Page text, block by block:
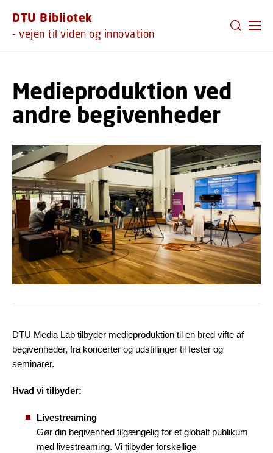
DTU Bibliotek
- vejen til viden og innovation
Medieproduktion ved
andre begivenheder
DTU Media Lab tilbyder medieproduktion til en bred vifte af
begivenheder, fra koncerter og udstillinger til fester og
seminarer.
Hvad vi tilbyder:
Livestreaming
Gør din begivenhed tilgængelig for et globalt publikum
med livestreaming. Vi tilbyder forskellige